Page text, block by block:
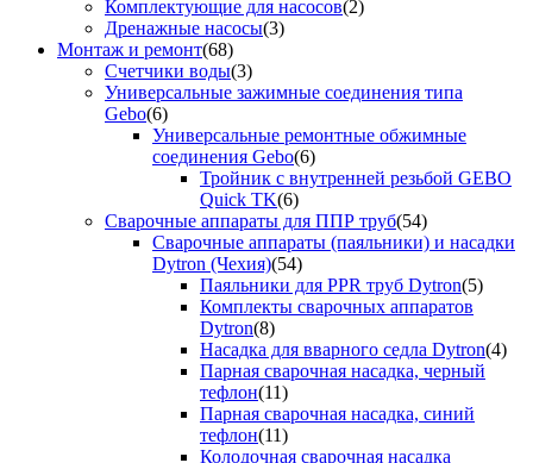
Комплектующие для насосов(2)
Дренажные насосы(3)
Монтаж и ремонт(68)
Счетчики воды(3)
Универсальные зажимные соединения типа
Gebo(6)
Универсальные ремонтные обжимные
соединения Gebo(6)
Тройник с внутренней резьбой GEBO
Quick TK(6)
Сварочные аппараты для ППР труб(54)
Сварочные аппараты (паяльники) и насадки
Dytron (Чехия)(54)
Паяльники для PPR труб Dytron(5)
Комплекты сварочных аппаратов
Dytron(8)
Насадка для вварного седла Dytron(4)
Парная сварочная насадка, черный
тефлон(11)
Парная сварочная насадка, синий
тефлон(11)
Колодочная сварочная насадка